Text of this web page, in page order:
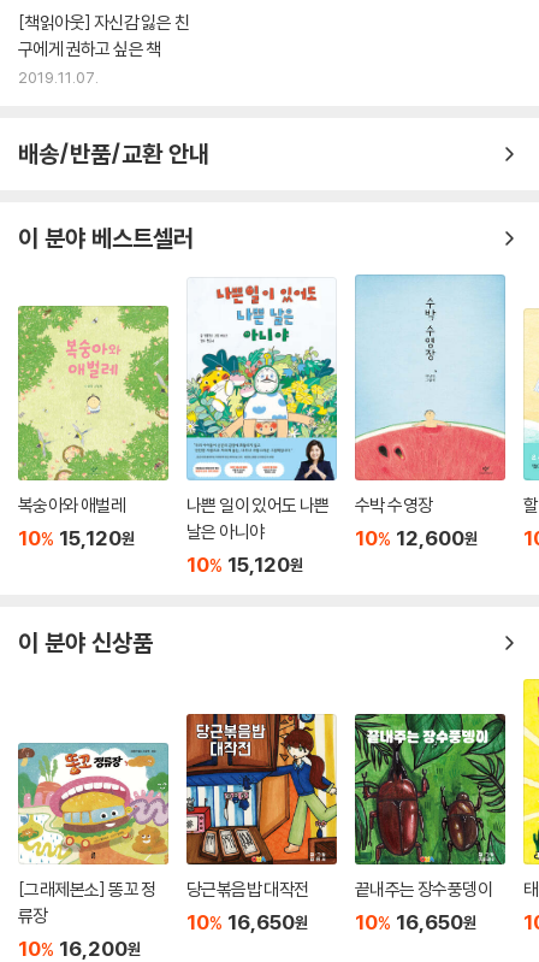
[책읽아웃] 자신감 잃은 친
구에게 권하고 싶은 책
2019.11.07.
배송/반품/교환 안내
이 분야 베스트셀러
복숭아와 애벌레
10% 15,120원
나쁜 일이 있어도 나쁜
날은 아니야
10% 15,120원
수박 수영장
10% 12,600원
이 분야 신상품
[그래제본소] 똥꼬 정
류장
10% 16,200원
당근볶음밥 대작전
10% 16,650원
끝내주는 장수풍뎅이
10% 16,650원